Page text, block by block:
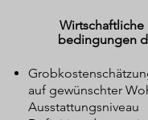
Wirtschaftliche
bedingungen
auf gewünschter
Ausstattungsniveau